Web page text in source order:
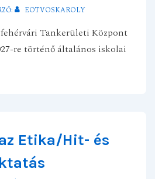
EOTVOSKAROLY
Tankerületi Központ
re történő általános iskolai
Etika/Hit- és